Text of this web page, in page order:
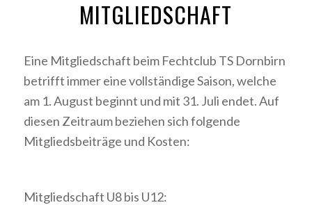
MITGLIEDSCHAFT
Eine Mitgliedschaft beim Fechtclub TS Dornbirn
betrifft immer eine vollständige Saison, welche
am 1. August beginnt und mit 31. Juli endet. Auf
diesen Zeitraum beziehen sich folgende
Mitgliedsbeiträge und Kosten:
Mitgliedschaft U8 bis U12: